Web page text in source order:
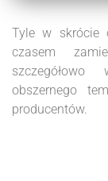
Tyle w skrócie
czasem
obszernego
producentów.